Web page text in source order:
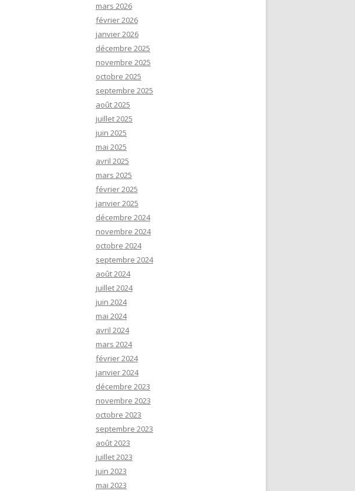
mars 2026
février 2026
janvier 2026
décembre 2025
novembre 2025
octobre 2025
septembre 2025
août 2025
juillet 2025
juin 2025
mai 2025
avril 2025
mars 2025
février 2025
janvier 2025
décembre 2024
novembre 2024
octobre 2024
septembre 2024
août 2024
juillet 2024
juin 2024
mai 2024
avril 2024
mars 2024
février 2024
janvier 2024
décembre 2023
novembre 2023
octobre 2023
septembre 2023
août 2023
juillet 2023
juin 2023
mai 2023